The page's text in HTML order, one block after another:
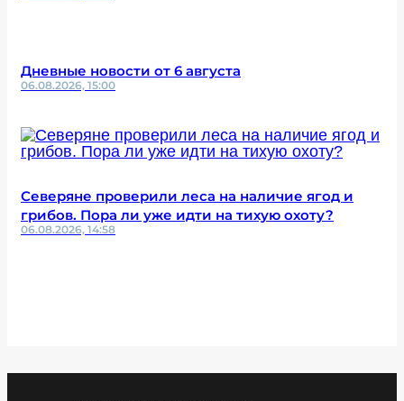
Дневные новости от 6 августа
06.08.2026, 15:00
Северяне проверили леса на наличие ягод и
грибов. Пора ли уже идти на тихую охоту?
06.08.2026, 14:58